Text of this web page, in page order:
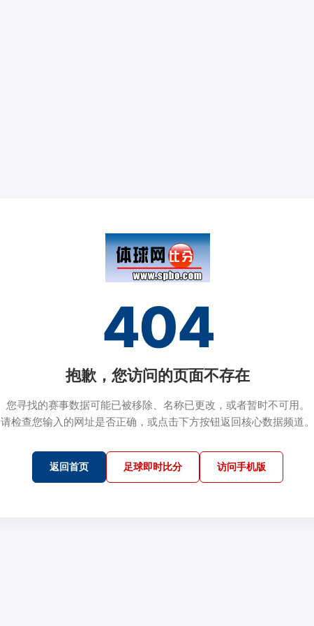
404
抱歉，您访问的页面不存在
您寻找的赛事数据可能已被移除、名称已更改，或者暂时不可用。
请检查您输入的网址是否正确，或点击下方按钮返回核心数据频道。
返回首页 足球即时比分 访问手机版